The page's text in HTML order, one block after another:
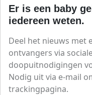
Er is een baby
iedereen weten.
Deel het nieuws met
ontvangers via
doopuitnodigingen
Nodig uit via e-mail
trackingpagina.